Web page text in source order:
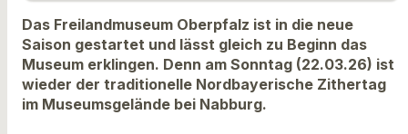
Das Freilandmuseum Oberpfalz ist in die neue
Saison gestartet und lässt gleich zu Beginn das
Museum erklingen. Denn am Sonntag (22.03.26) ist
wieder der traditionelle Nordbayerische Zithertag
im Museumsgelände bei Nabburg.